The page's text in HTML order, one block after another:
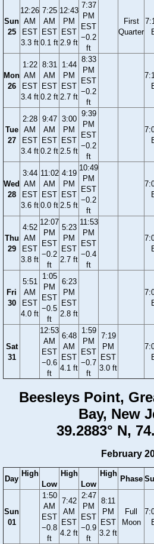
Sun
25
12:26
AM
EST
3.3 ft
7:25
AM
EST
0.1 ft
12:43
PM
EST
2.9 ft
7:37
PM
EST
−0.2
ft
First
Quarter
Mon
26
1:22
AM
EST
3.4 ft
8:31
AM
EST
0.2 ft
1:44
PM
EST
2.7 ft
8:33
PM
EST
−0.2
ft
Tue
27
2:28
AM
EST
3.4 ft
9:47
AM
EST
0.2 ft
3:00
PM
EST
2.5 ft
9:39
PM
EST
−0.2
ft
Wed
28
3:44
AM
EST
3.6 ft
11:02
AM
EST
0.0 ft
4:19
PM
EST
2.5 ft
10:49
PM
EST
−0.2
ft
Thu
29
4:52
AM
EST
3.8 ft
12:07
PM
EST
−0.2
ft
5:23
PM
EST
2.7 ft
11:53
PM
EST
−0.4
ft
Fri
30
5:51
AM
EST
4.0 ft
1:05
PM
EST
−0.5
ft
6:23
PM
EST
2.8 ft
Sat
31
12:53
AM
EST
−0.6
ft
6:48
AM
EST
4.1 ft
1:59
PM
EST
−0.7
ft
7:19
PM
EST
3.0 ft
Beesleys Point,
Bay, New
39.2883° N,
February
Day
High
Low
High
Low
High
Phase
Sun
01
1:50
AM
EST
−0.8
ft
7:42
AM
EST
4.2 ft
2:47
PM
EST
−0.9
ft
8:11
PM
EST
3.2 ft
Full
Moon